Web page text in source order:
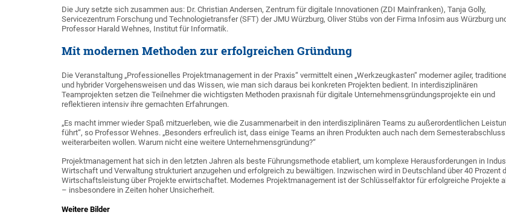
Die Jury setzte sich zusammen aus: Dr. Christian Andersen, Zentrum für digitale Innovationen (ZDI Mainfranken), Tanja Golly,
Servicezentrum Forschung und Technologietransfer (SFT) der JMU Würzburg, Oliver Stübs von der Firma Infosim aus Würzburg
Professor Harald Wehnes, Institut für Informatik.
Mit modernen Methoden zur erfolgreichen Gründung
Die Veranstaltung „Professionelles Projektmanagement in der Praxis“ vermittelt einen „Werkzeugkasten“ moderner agiler,
und hybrider Vorgehensweisen und das Wissen, wie man sich daraus bei konkreten Projekten bedient. In interdisziplinären
Teamprojekten setzen die Teilnehmer die wichtigsten Methoden praxisnah für digitale Unternehmensgründungsprojekte ein und
reflektieren intensiv ihre gemachten Erfahrungen.
„Es macht immer wieder Spaß mitzuerleben, wie die Zusammenarbeit in den interdisziplinären Teams zu außerordentlichen
führt“, so Professor Wehnes. „Besonders erfreulich ist, dass einige Teams an ihren Produkten auch nach dem Semesterabschluss
weiterarbeiten wollen. Warum nicht eine weitere Unternehmensgründung?“
Projektmanagement hat sich in den letzten Jahren als beste Führungsmethode etabliert, um komplexe Herausforderungen in
Wirtschaft und Verwaltung strukturiert anzugehen und erfolgreich zu bewältigen. Inzwischen wird in Deutschland über 40 Prozent
Wirtschaftsleistung über Projekte erwirtschaftet. Modernes Projektmanagement ist der Schlüsselfaktor für erfolgreiche Projekte
– insbesondere in Zeiten hoher Unsicherheit.
Weitere Bilder